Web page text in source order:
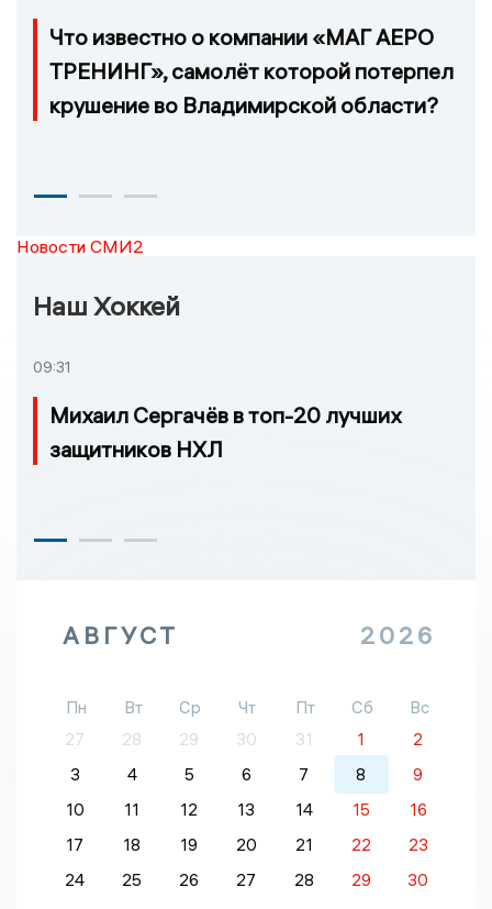
Что известно о компании «МАГ АЕРО
ТРЕНИНГ», самолёт которой потерпел
крушение во Владимирской области?
Новости СМИ2
Наш Хоккей
09:31
Михаил Сергачёв в топ-20 лучших
защитников НХЛ
АВГУСТ 2026
Пн Вт Ср Чт Пт Сб
Вс
27
28 29 30 31 1
2
3
4 5 6 7 8
9
10
11 12 13 14 15
16
17
18 19 20 21 22
23
24
25 26 27 28 29
30